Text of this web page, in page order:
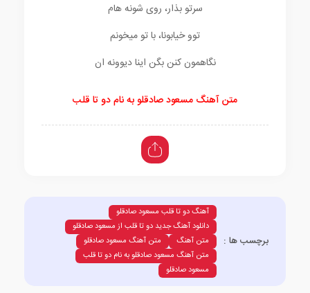
سرتو بذار، روی شونه هام
توو خیابونا، با تو میخونم
نگاهمون کنن بگن اینا دیوونه ان
متن آهنگ مسعود صادقلو به نام دو تا قلب
برچسب ها :
آهنگ دو تا قلب مسعود صادقلو
دانلود آهنگ جدید دو تا قلب از مسعود صادقلو
متن آهنگ
متن آهنگ مسعود صادقلو
متن آهنگ مسعود صادقلو به نام دو تا قلب
مسعود صادقلو